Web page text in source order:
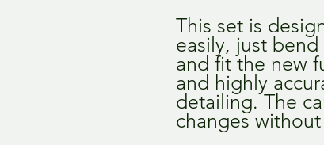
This set is
easily, just
and fit the new
and highly
detailing. The
changes